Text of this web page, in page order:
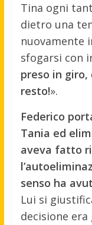
Tina ogni
dietro una
nuovamente
sfogarsi con
preso in
resto!».
Federico
Tania ed
aveva fatto
senso ha
Lui si
decisione